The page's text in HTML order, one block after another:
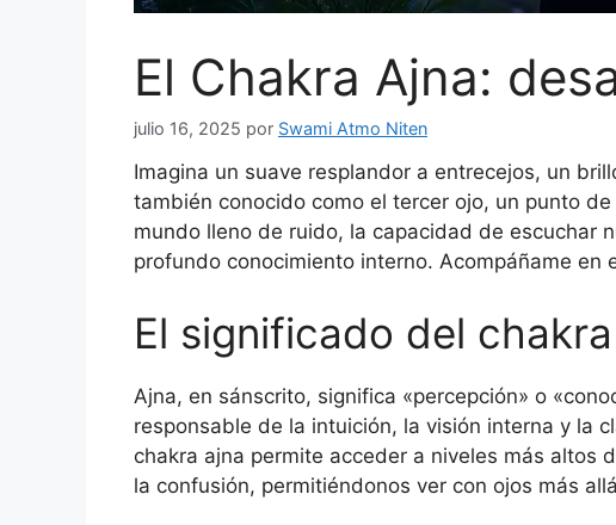
El Chakra Ajna:
julio 16, 2025 por Swami Atmo Niten
Imagina un suave resplandor a entrecejos, un
también conocido como el tercer ojo, un punto
mundo lleno de ruido, la capacidad de escuchar
profundo conocimiento interno. Acompáñame
El significado del
Ajna, en sánscrito, significa «percepción» o
responsable de la intuición, la visión interna y la
chakra ajna permite acceder a niveles más altos
la confusión, permitiéndonos ver con ojos más